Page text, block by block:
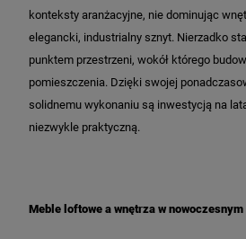
konteksty aranżacyjne, nie dominując
elegancki, industrialny sznyt. Nierzadko
punktem przestrzeni, wokół którego
pomieszczenia. Dzięki swojej
solidnemu wykonaniu są inwestycją na
niezwykle praktyczną.
Meble loftowe a wnętrza w